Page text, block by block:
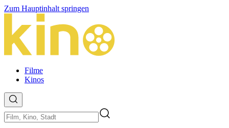
Zum Hauptinhalt springen
Filme
Kinos